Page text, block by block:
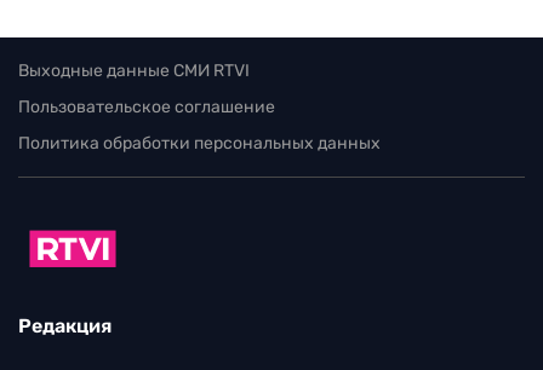
Выходные данные СМИ RTVI
Пользовательское соглашение
Политика обработки персональных данных
Редакция